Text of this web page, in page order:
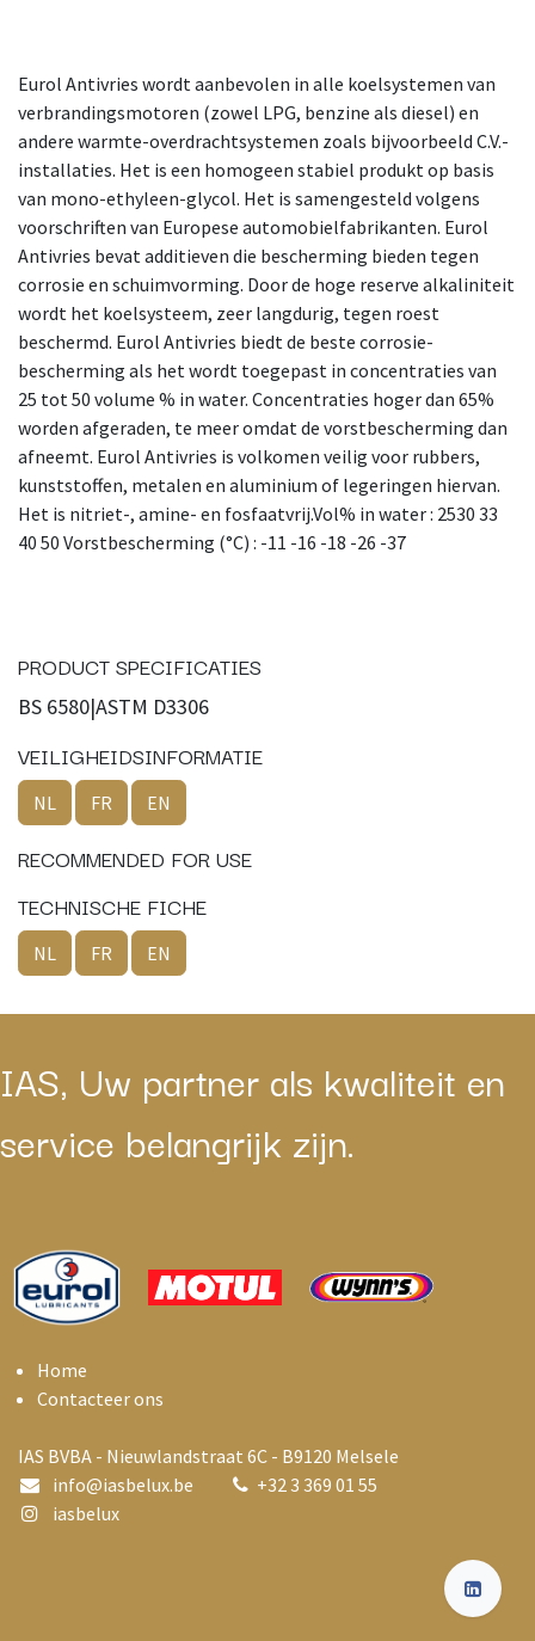
Eurol Antivries wordt aanbevolen in alle koelsystemen van
verbrandingsmotoren (zowel LPG, benzine als diesel) en
andere warmte-overdrachtsystemen zoals bijvoorbeeld C.V.-
installaties. Het is een homogeen stabiel produkt op basis
van mono-ethyleen-glycol. Het is samengesteld volgens
voorschriften van Europese automobielfabrikanten. Eurol
Antivries bevat additieven die bescherming bieden tegen
corrosie en schuimvorming. Door de hoge reserve alkaliniteit
wordt het koelsysteem, zeer langdurig, tegen roest
beschermd. Eurol Antivries biedt de beste corrosie-
bescherming als het wordt toegepast in concentraties van
25 tot 50 volume % in water. Concentraties hoger dan 65%
worden afgeraden, te meer omdat de vorstbescherming dan
afneemt. Eurol Antivries is volkomen veilig voor rubbers,
kunststoffen, metalen en aluminium of legeringen hiervan.
Het is nitriet-, amine- en fosfaatvrij.Vol% in water : 2530 33
40 50 Vorstbescherming (°C) : -11 -16 -18 -26 -37
PRODUCT SPECIFICATIES
BS 6580|ASTM D3306
VEILIGHEIDSINFORMATIE
NL FR EN
RECOMMENDED FOR USE
TECHNISCHE FICHE
NL FR EN
IAS, Uw partner als kwaliteit en
service belangrijk zijn.
Home
Contacteer ons
IAS BVBA - Nieuwlandstraat 6C - B9120 Melsele
info@iasbelux.be +32 3 369 01 55
iasbelux